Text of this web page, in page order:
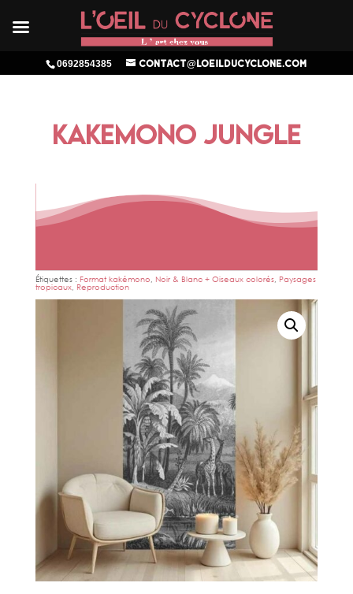
0692854385 contact@loeilducyclone.com
KAKEMONO JUNGLE
Étiquettes : Format kakémono, Noir & Blanc + Oiseaux colorés, Paysages
tropicaux, Reproduction